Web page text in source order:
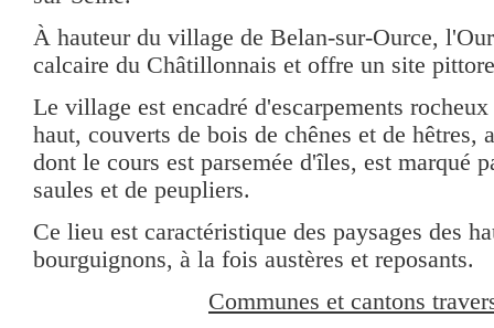
À hauteur du village de Belan-sur-Ource,
calcaire du Châtillonnais et offre un site
Le village est encadré d'escarpements
haut, couverts de bois de chênes et de hêtres,
dont le cours est parsemée d'îles, est marqué
saules et de peupliers.
Ce lieu est caractéristique des paysages des
bourguignons, à la fois austères et reposants.
Communes et cantons